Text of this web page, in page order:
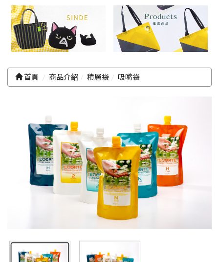
首頁 商品介紹 積層袋 吸嘴袋